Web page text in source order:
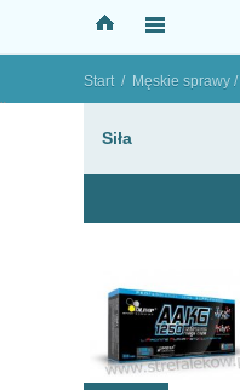
Start / Męskie sprawy /
"
Siła